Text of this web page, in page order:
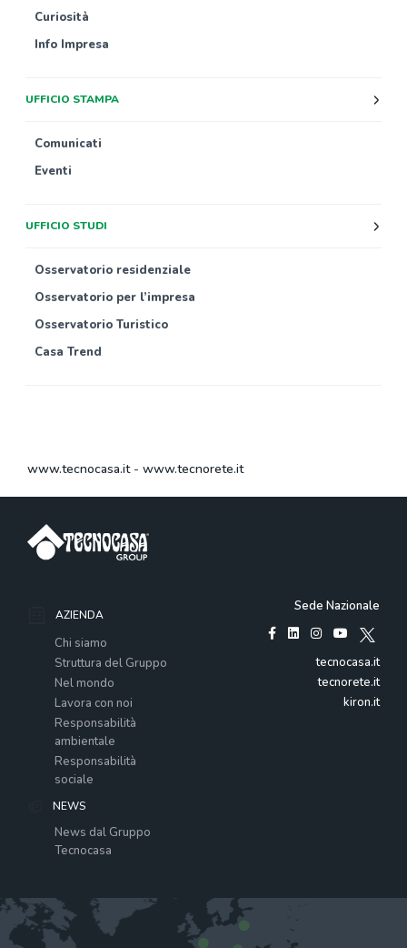
Curiosità
Info Impresa
UFFICIO STAMPA
Comunicati
Eventi
UFFICIO STUDI
Osservatorio residenziale
Osservatorio per l’impresa
Osservatorio Turistico
Casa Trend
www.tecnocasa.it- www.tecnorete.it
AZIENDA
Chi siamo
Struttura del Gruppo
Nel mondo
Lavora con noi
Responsabilità
ambientale
Responsabilità
sociale
NEWS
News dal Gruppo
Tecnocasa
Sede Nazionale
tecnocasa.it
tecnorete.it
kiron.it